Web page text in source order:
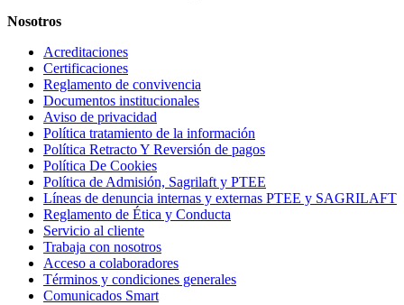
Nosotros
Acreditaciones
Certificaciones
Reglamento de convivencia
Documentos institucionales
Aviso de privacidad
Política tratamiento de la información
Política Retracto Y Reversión de pagos
Política De Cookies
Política de Admisión, Sagrilaft y PTEE
Líneas de denuncia internas y externas PTEE y SAGRILAFT
Reglamento de Ética y Conducta
Servicio al cliente
Trabaja con nosotros
Acceso a colaboradores
Términos y condiciones generales
Comunicados Smart